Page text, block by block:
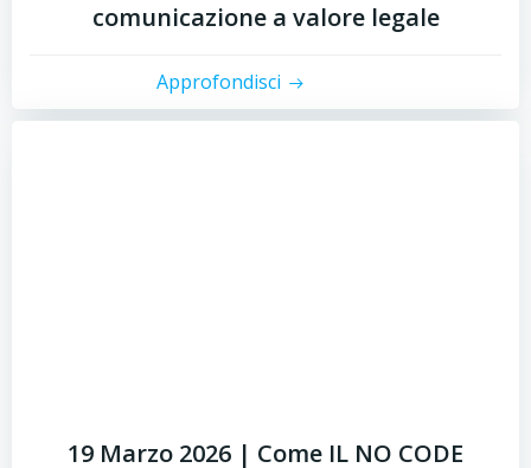
comunicazione a valore legale
Approfondisci
19 Marzo 2026 | Come IL NO CODE